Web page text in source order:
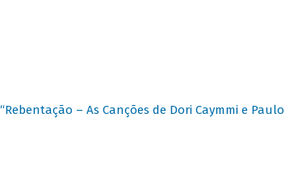
– As Canções de Dori Caymmi e Paulo